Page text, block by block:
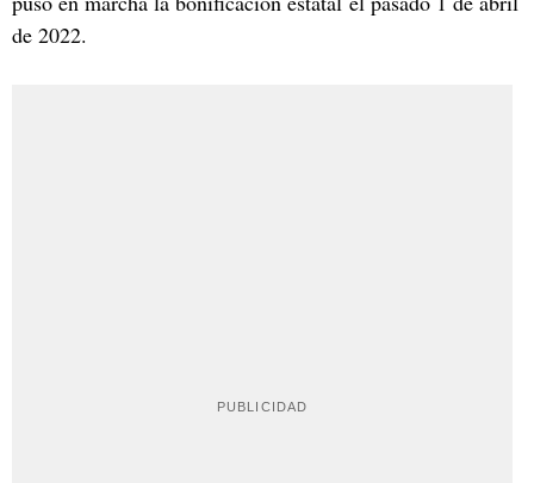
de 2022.